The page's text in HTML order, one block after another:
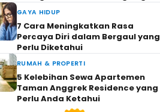
GAYA HIDUP
7 Cara Meningkatkan Rasa
Percaya Diri dalam Bergaul yang
Perlu Diketahui
RUMAH & PROPERTI
5 Kelebihan Sewa Apartemen
Taman Anggrek Residence yang
Perlu Anda Ketahui